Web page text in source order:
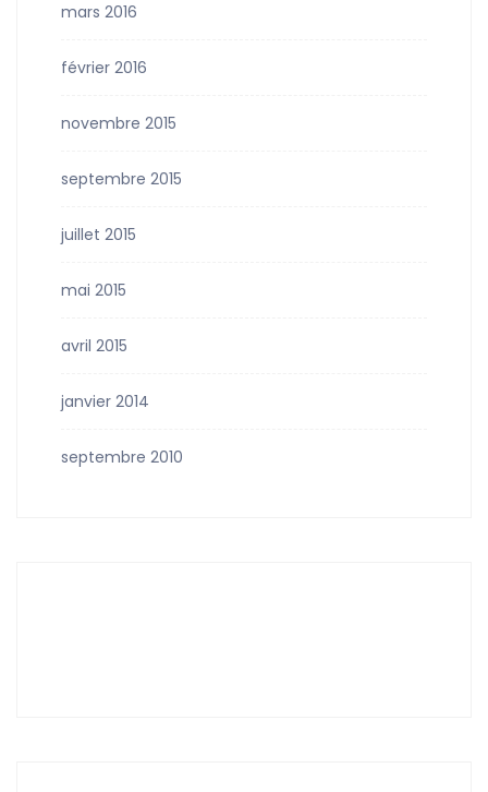
mars 2016
février 2016
novembre 2015
septembre 2015
juillet 2015
mai 2015
avril 2015
janvier 2014
septembre 2010